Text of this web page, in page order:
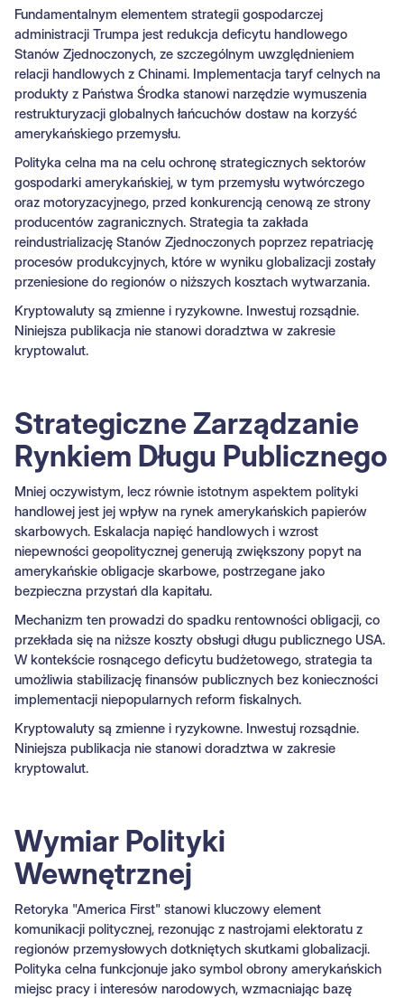
Fundamentalnym elementem strategii gospodarczej
administracji Trumpa jest redukcja deficytu handlowego
Stanów Zjednoczonych, ze szczególnym uwzględnieniem
relacji handlowych z Chinami. Implementacja taryf celnych na
produkty z Państwa Środka stanowi narzędzie wymuszenia
restrukturyzacji globalnych łańcuchów dostaw na korzyść
amerykańskiego przemysłu.
Polityka celna ma na celu ochronę strategicznych sektorów
gospodarki amerykańskiej, w tym przemysłu wytwórczego
oraz motoryzacyjnego, przed konkurencją cenową ze strony
producentów zagranicznych. Strategia ta zakłada
reindustrializację Stanów Zjednoczonych poprzez repatriację
procesów produkcyjnych, które w wyniku globalizacji zostały
przeniesione do regionów o niższych kosztach wytwarzania.
Kryptowaluty są zmienne i ryzykowne. Inwestuj rozsądnie.
Niniejsza publikacja nie stanowi doradztwa w zakresie
kryptowalut.
Strategiczne Zarządzanie
Rynkiem Długu Publicznego
Mniej oczywistym, lecz równie istotnym aspektem polityki
handlowej jest jej wpływ na rynek amerykańskich papierów
skarbowych. Eskalacja napięć handlowych i wzrost
niepewności geopolitycznej generują zwiększony popyt na
amerykańskie obligacje skarbowe, postrzegane jako
bezpieczna przystań dla kapitału.
Mechanizm ten prowadzi do spadku rentowności obligacji, co
przekłada się na niższe koszty obsługi długu publicznego USA.
W kontekście rosnącego deficytu budżetowego, strategia ta
umożliwia stabilizację finansów publicznych bez konieczności
implementacji niepopularnych reform fiskalnych.
Kryptowaluty są zmienne i ryzykowne. Inwestuj rozsądnie.
Niniejsza publikacja nie stanowi doradztwa w zakresie
kryptowalut.
Wymiar Polityki
Wewnętrznej
Retoryka "America First" stanowi kluczowy element
komunikacji politycznej, rezonując z nastrojami elektoratu z
regionów przemysłowych dotkniętych skutkami globalizacji.
Polityka celna funkcjonuje jako symbol obrony amerykańskich
miejsc pracy i interesów narodowych, wzmacniając bazę